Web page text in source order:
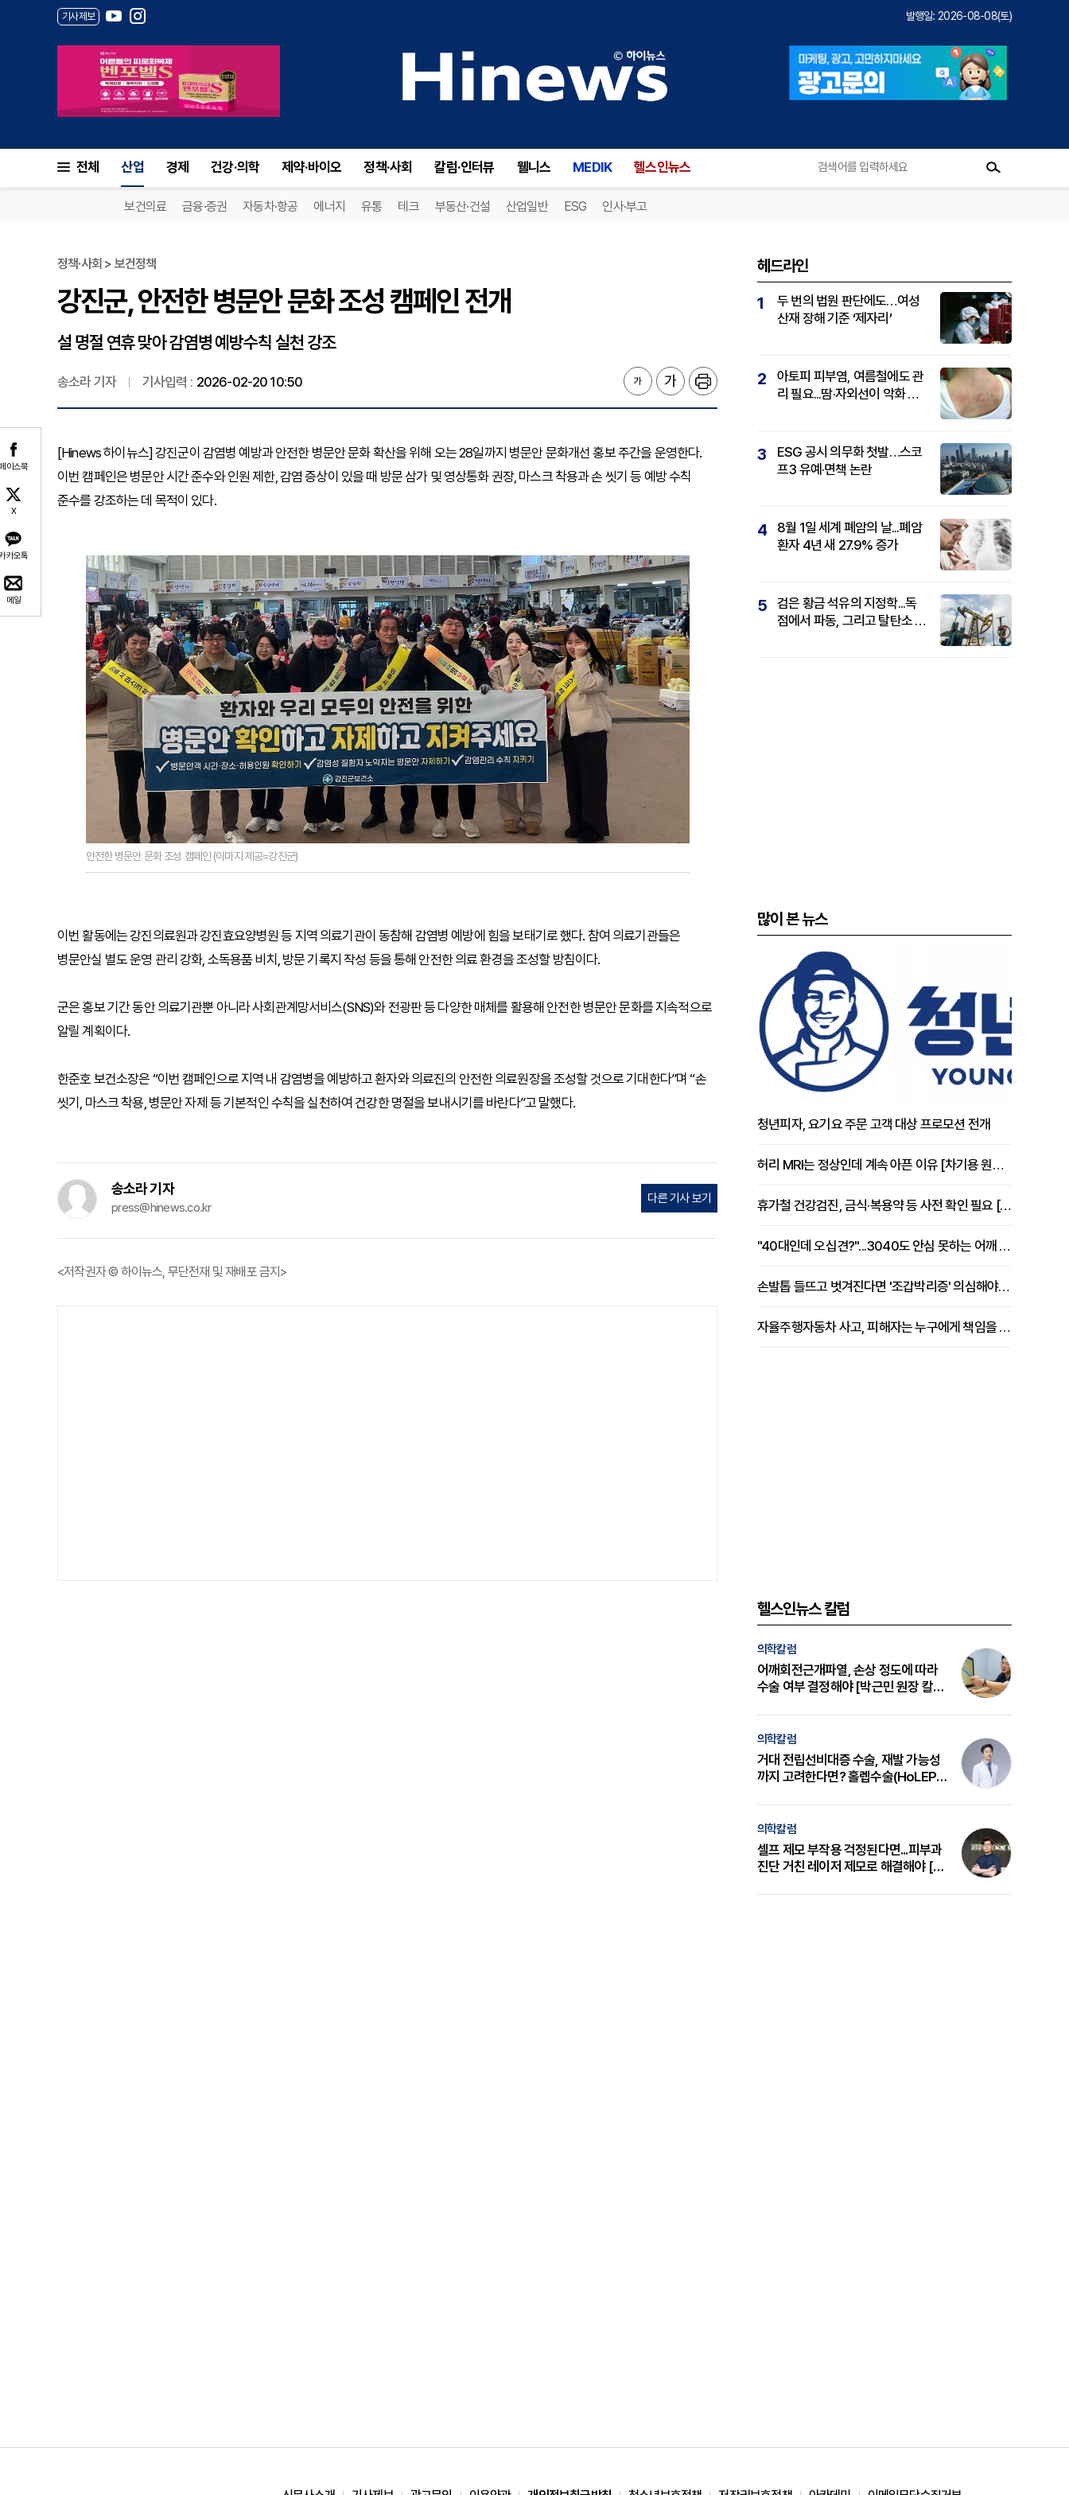
기사제보 발행일: 2026-08-08(토)
전체 산업 경제 건강·의학 제약·바이오 정책·사회 칼럼·인터뷰 웰니스 MEDIK 헬스인뉴스
보건의료 금융·증권 자동차·항공 에너지 유통 테크 부동산·건설 산업일반 ESG 인사·부고
이스북
X
카오톡
메일
정책·사회 > 보건정책
강진군, 안전한 병문안 문화 조성 캠페인 전개
설 명절 연휴 맞아 감염병 예방수칙 실천 강조
송소라 기자 기사입력 : 2026-02-20 10:50
[Hinews 하이뉴스] 강진군이 감염병 예방과 안전한 병문안 문화 확산을 위해 오는 28일까지 병문안 문화개선 홍보 주간을 운영한다.
이번 캠페인은 병문안 시간 준수와 인원 제한, 감염 증상이 있을 때 방문 삼가 및 영상통화 권장, 마스크 착용과 손 씻기 등 예방 수칙
준수를 강조하는 데 목적이 있다.
안전한 병문안 문화 조성 캠페인 (이미지 제공=강진군)
이번 활동에는 강진의료원과 강진효요양병원 등 지역 의료기관이 동참해 감염병 예방에 힘을 보태기로 했다. 참여 의료기관들은
병문안실 별도 운영 관리 강화, 소독용품 비치, 방문 기록지 작성 등을 통해 안전한 의료 환경을 조성할 방침이다.
군은 홍보 기간 동안 의료기관뿐 아니라 사회관계망서비스(SNS)와 전광판 등 다양한 매체를 활용해 안전한 병문안 문화를 지속적으로
알릴 계획이다.
한준호 보건소장은 “이번 캠페인으로 지역 내 감염병을 예방하고 환자와 의료진의 안전한 의료원장을 조성할 것으로 기대한다”며 “손
씻기, 마스크 착용, 병문안 자제 등 기본적인 수칙을 실천하여 건강한 명절을 보내시기를 바란다”고 말했다.
송소라 기자
press@hinews.co.kr
다른 기사 보기
<저작권자 © 하이뉴스, 무단전재 및 재배포 금지>
헤드라인
1
두 번의 법원 판단에도…여성
산재 장해 기준 ‘제자리’
2
아토피 피부염, 여름철에도 관
리 필요...땀·자외선이 악화 요
3
ESG 공시 의무화 첫발…스코
프3 유예·면책 논란
4
8월 1일 세계 폐암의 날...폐암
환자 4년 새 27.9% 증가
5
검은 황금 석유의 지정학...독
점에서 파동, 그리고 탈탄소 패
많이 본 뉴스
청년피자, 요기요 주문 고객 대상 프로모션 전개
허리 MRI는 정상인데 계속 아픈 이유 [차기용 원장 칼럼]
휴가철 건강검진, 금식·복용약 등 사전 확인 필요 [정도감 원장 칼럼]
"40대인데 오십견?"...3040도 안심 못하는 어깨 유착성 관절낭염
손발톱 들뜨고 벗겨진다면 '조갑박리증' 의심해야 [김철윤 원장 칼럼]
자율주행자동차 사고, 피해자는 누구에게 책임을 물을 수 있을까
헬스인뉴스 칼럼
의학칼럼
어깨회전근개파열, 손상 정도에 따라
수술 여부 결정해야 [박근민 원장 칼
의학칼럼
거대 전립선비대증 수술, 재발 가능성
까지 고려한다면? 홀렙수술(HoLEP)
의학칼럼
셀프 제모 부작용 걱정된다면...피부과
진단 거친 레이저 제모로 해결해야 [변